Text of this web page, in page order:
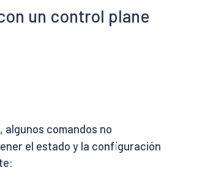
un control plane
, algunos comandos no
el estado y la configuración